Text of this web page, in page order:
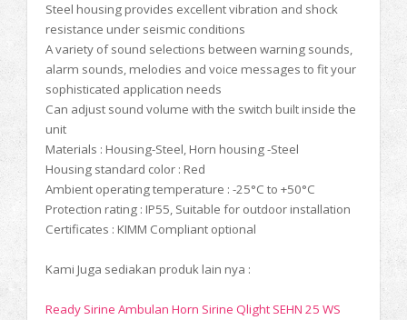
Steel housing provides excellent vibration and shock
resistance under seismic conditions
A variety of sound selections between warning sounds,
alarm sounds, melodies and voice messages to fit your
sophisticated application needs
Can adjust sound volume with the switch built inside the
unit
Materials : Housing-Steel, Horn housing -Steel
Housing standard color : Red
Ambient operating temperature : -25°C to +50°C
Protection rating : IP55, Suitable for outdoor installation
Certificates : KIMM Compliant optional
Kami Juga sediakan produk lain nya :
Ready Sirine Ambulan Horn Sirine Qlight SEHN 25 WS